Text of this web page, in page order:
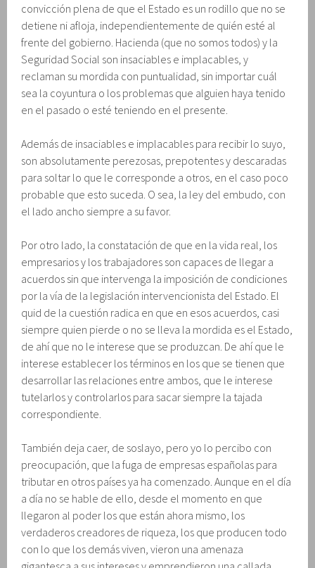
convicción plena de que el Estado es un rodillo que no se
detiene ni afloja, independientemente de quién esté al
frente del gobierno. Hacienda (que no somos todos) y la
Seguridad Social son insaciables e implacables, y
reclaman su mordida con puntualidad, sin importar cuál
sea la coyuntura o los problemas que alguien haya tenido
en el pasado o esté teniendo en el presente.
Además de insaciables e implacables para recibir lo suyo,
son absolutamente perezosas, prepotentes y descaradas
para soltar lo que le corresponde a otros, en el caso poco
probable que esto suceda. O sea, la ley del embudo, con
el lado ancho siempre a su favor.
Por otro lado, la constatación de que en la vida real, los
empresarios y los trabajadores son capaces de llegar a
acuerdos sin que intervenga la imposición de condiciones
por la vía de la legislación intervencionista del Estado. El
quid de la cuestión radica en que en esos acuerdos, casi
siempre quien pierde o no se lleva la mordida es el Estado,
de ahí que no le interese que se produzcan. De ahí que le
interese establecer los términos en los que se tienen que
desarrollar las relaciones entre ambos, que le interese
tutelarlos y controlarlos para sacar siempre la tajada
correspondiente.
También deja caer, de soslayo, pero yo lo percibo con
preocupación, que la fuga de empresas españolas para
tributar en otros países ya ha comenzado. Aunque en el día
a día no se hable de ello, desde el momento en que
llegaron al poder los que están ahora mismo, los
verdaderos creadores de riqueza, los que producen todo
con lo que los demás viven, vieron una amenaza